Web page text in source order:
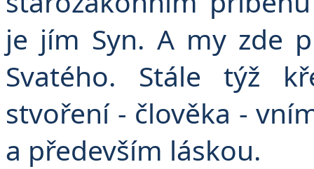
je jím Syn. A my zde
Svatého. Stále týž
stvoření - člověka -
a především láskou.